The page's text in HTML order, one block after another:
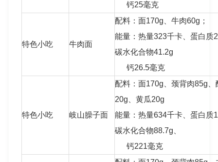
钙25毫克
特色小吃 牛肉面
配料：面170g、牛肉60g；
能量：热量323千卡、蛋白质
碳水化合物41.2g
钙26.5毫克
特色小吃 岐山臊子面
配料：面170g、颈背肉85g
20g、黄瓜20g
能量：热量634千卡、蛋白质
碳水化合物88.7g、
钙221毫克